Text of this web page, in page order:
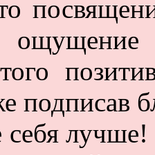
подписав
себя